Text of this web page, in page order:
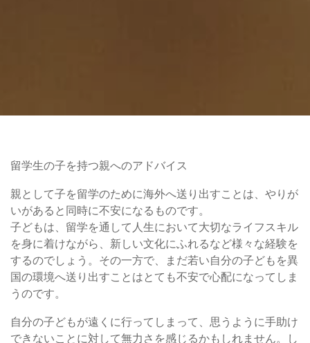
留学生の子を持つ親へのアドバイス
親として子を留学のために海外へ送り出すことは、やりが
いがあると同時に不安になるものです。
子どもは、留学を通して人生において大切なライフスキル
を身に着けながら、新しい文化にふれるなど様々な経験を
するのでしょう。その一方で、まだ若い自分の子どもを異
国の環境へ送り出すことはとても不安で心配になってしま
うのです。
自分の子どもが遠くに行ってしまって、思うように手助け
できないことに対して無力さを感じるかもしれません。し